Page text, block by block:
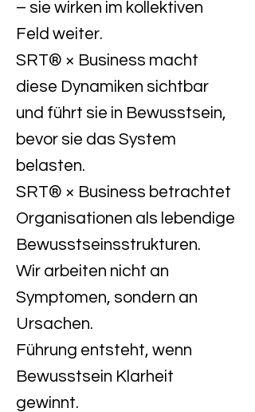
– sie wirken im kollektiven
Feld weiter.
SRT® × Business macht
diese Dynamiken sichtbar
und führt sie in Bewusstsein,
bevor sie das System
belasten.
SRT® × Business betrachtet
Organisationen als lebendige
Bewusstseinsstrukturen.
Wir arbeiten nicht an
Symptomen, sondern an
Ursachen.
Führung entsteht, wenn
Bewusstsein Klarheit
gewinnt.